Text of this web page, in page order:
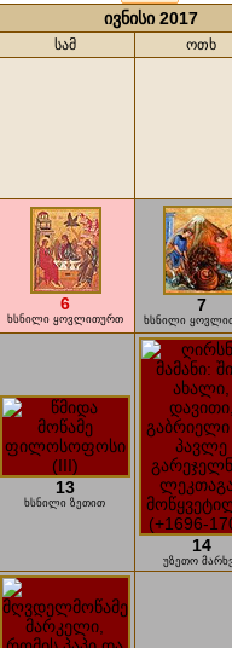
ივნისი 2017
სამ ოთხ
6
ხსნილი ყოვლითურთ
7
ხსნილი
13
ხსნილი ზეთით
14
უზეთო